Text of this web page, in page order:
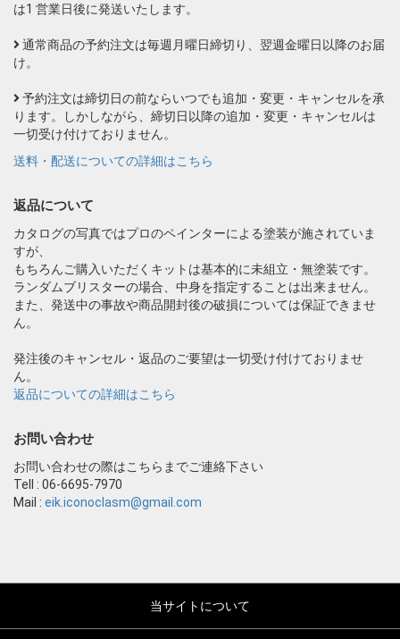
は1 営業日後に発送いたします。
通常商品の予約注文は毎週月曜日締切り、翌週金曜日以降のお届
け。
予約注文は締切日の前ならいつでも追加・変更・キャンセルを承
ります。しかしながら、締切日以降の追加・変更・キャンセルは
一切受け付けておりません。
送料・配送についての詳細はこちら
返品について
カタログの写真ではプロのペインターによる塗装が施されていま
すが、
もちろんご購入いただくキットは基本的に未組立・無塗装です。
ランダムブリスターの場合、中身を指定することは出来ません。
また、発送中の事故や商品開封後の破損については保証できませ
ん。
発注後のキャンセル・返品のご要望は一切受け付けておりませ
ん。
返品についての詳細はこちら
お問い合わせ
お問い合わせの際はこちらまでご連絡下さい
Tell : 06-6695-7970
Mail : eik.iconoclasm@gmail.com
当サイトについて